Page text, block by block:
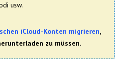
usw.
iCloud-Konten migrieren,
zu müssen.